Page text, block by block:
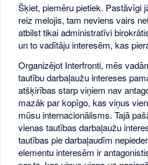
Šķiet, piemēru pietiek. Pastāvīgi
reiz melojis, tam neviens vairs
atbilst tikai administratīvi
un to vadītāju interesēm, kas
Organizējot Interfronti, mēs
tautību darbaļaužu intereses
atšķirības starp viņiem nav
mazāk par kopīgo, kas viņus
mūsu internacionālisms. Tajā
vienas tautības darbaļaužu
tautības pie darbaļaudīm
elementu interesēm ir